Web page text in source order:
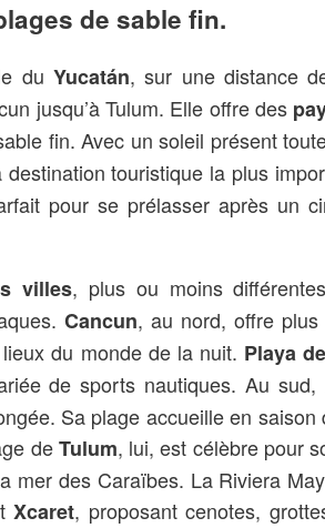
de sable fin.
du Yucatán, sur une distance
jusqu’à Tulum. Elle offre des
fin. Avec un soleil présent
touristique la plus
pour se prélasser après un
villes, plus ou moins
Cancun, au nord, offre
du monde de la nuit. Playa
de sports nautiques. Au sud,
Sa plage accueille en
deTulum, lui, est célèbre pour
mer des Caraïbes. La Riviera
Xcaret, proposant cenotes,